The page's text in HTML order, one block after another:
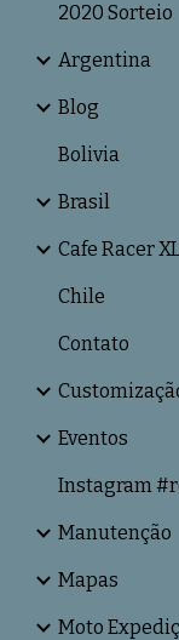
2020 Sorteio
Argentina
Blog
Bolivia
Brasil
Cafe Racer
Chile
Contato
Eventos
Instagram
Manutenção
Mapas
Moto